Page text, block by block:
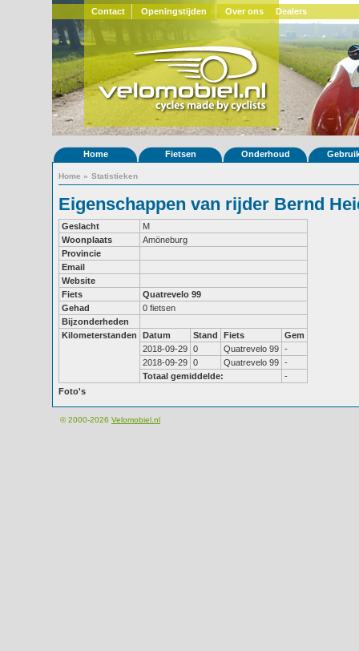
Contact Openingstijden Over ons Dealers
Home Fietsen Onderhoud
Home » Statistieken
Eigenschappen van rijder Bernd
Geslacht
M
Woonplaats
Amöneburg
Provincie
Email
Website
Fiets
Quatrevelo 99
Gehad
0 fietsen
Bijzonderheden
Kilometerstanden
Datum Stand Fiets
Gem
2018-09-29 0 Quatrevelo 99 -
2018-09-29 0 Quatrevelo 99 -
Totaal gemiddelde:
-
Foto's
© 2000-2026 Velomobiel.nl